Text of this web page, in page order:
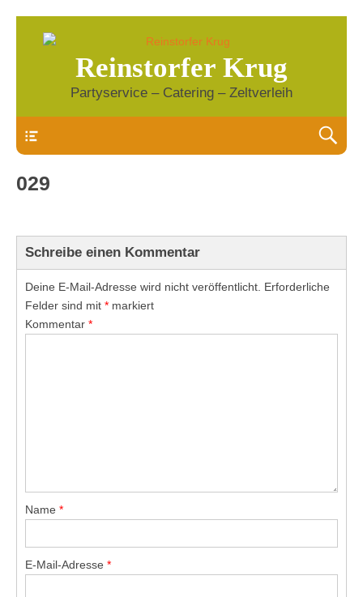
Reinstorfer Krug
Partyservice – Catering – Zeltverleih
029
Schreibe einen Kommentar
Deine E-Mail-Adresse wird nicht veröffentlicht. Erforderliche
Felder sind mit * markiert
Kommentar *
Name *
E-Mail-Adresse *